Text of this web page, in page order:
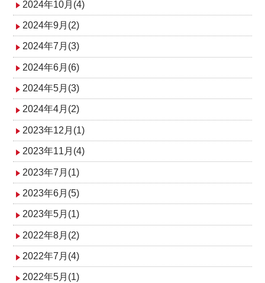
2024年10月(4)
2024年9月(2)
2024年7月(3)
2024年6月(6)
2024年5月(3)
2024年4月(2)
2023年12月(1)
2023年11月(4)
2023年7月(1)
2023年6月(5)
2023年5月(1)
2022年8月(2)
2022年7月(4)
2022年5月(1)